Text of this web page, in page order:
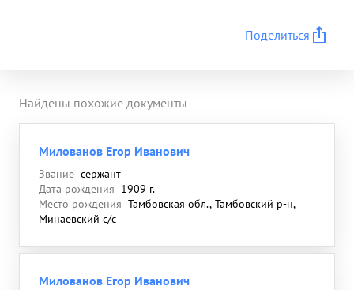
Поделиться
Найдены похожие документы
Милованов Егор Иванович
Звание сержант
Дата рождения 1909 г.
Место рождения Тамбовская обл., Тамбовский р-н,
Минаевский с/с
Милованов Егор Иванович